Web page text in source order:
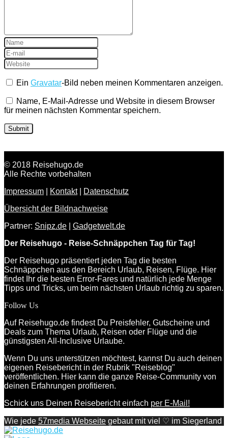
EinGravatar-Bild neben meinen Kommentaren anzeigen.
Name, E-Mail-Adresse und Website in diesem Browser
für meinen nächsten Kommentar speichern.
© 2018 Reisehugo.de
Alle Rechte vorbehalten
Impressum
Kontakt|
Datenschutz
Übersicht der Bildnachweise
Partner: Snipz.de
Gadgetwelt.de
Der Reisehugo - Reise-Schnäppchen Tag für Tag!
Der Reisehugo präsentiert jeden Tag die besten
Schnäppchen aus den Bereich Urlaub, Reisen, Flüge. Hier
findet Ihr die besten Error-Fares und natürlich jede Menge
Tipps und Tricks, um beim nächsten Urlaub richtig zu sparen.
Follow Us
Auf Reisehugo.de findest Du Preisfehler, Gutscheine und
Deals zum Thema Urlaub, Reisen oder Flüge und die
günstigsten All-Inclusive Urlaube.
Wenn Du uns unterstützen möchtest, kannst Du auch deinen
eigenen Reisebericht in der Rubrik "Reiseblog"
veröffentlichen. Hier kann die ganze Reise-Community von
deinen Erfahrungen profitieren.
Schick uns Deinen Reisebericht einfach per E-Mail!
Wie jede 57media Webseite gebaut mit viel ♡ im Siegerland